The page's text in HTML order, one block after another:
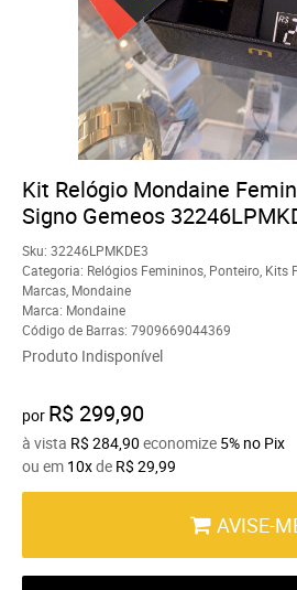
Kit Relógio Mondaine
Signo Gemeos
Sku: 32246LPMKDE3
Categoria: Relógios Femininos Ponteiro Kits
Marcas Mondaine
Marca: Mondaine
Código de Barras: 7909669044369
Produto Indisponível
por R$ 299,90
à vista R$ 284,90 economize 5% no Pix
ou em 10xde R$ 29,99
AVISE-